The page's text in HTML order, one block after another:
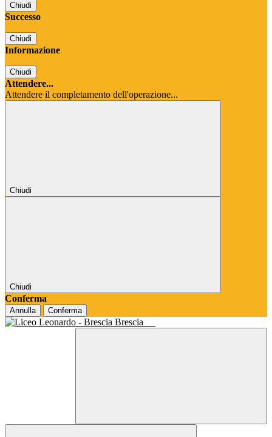
Chiudi
Successo
Chiudi
Informazione
Chiudi
Attendere...
Attendere il completamento dell'operazione...
Chiudi
Chiudi
Conferma
Annulla Conferma
Brescia